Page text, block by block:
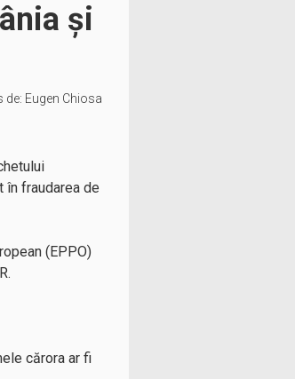
şi
de: Eugen Chiosa
în fraudarea de
(EPPO)
cărora ar fi